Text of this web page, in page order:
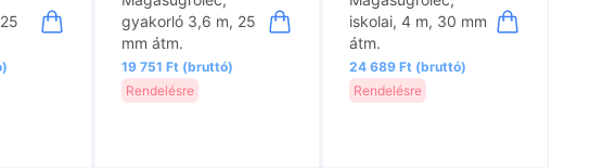
gyakorló 3,6 m, 25
mm átm.
19 751 Ft (bruttó)
Rendelésre
iskolai, 4 m, 30 mm
átm.
24 689 Ft (bruttó)
Rendelésre